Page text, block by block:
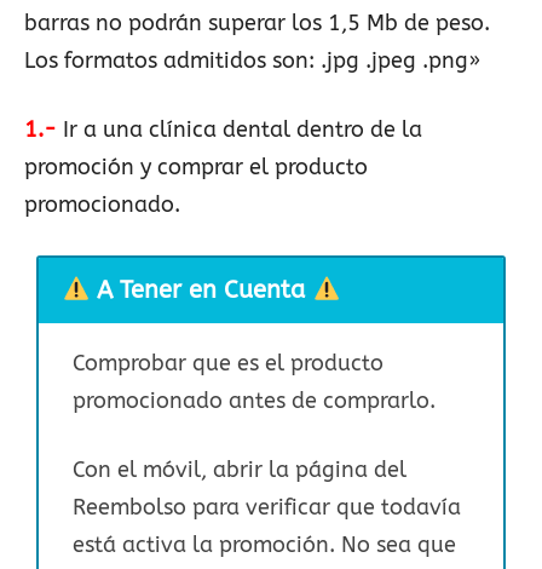
barras no podrán superar los 1,5 Mb de peso.
Los formatos admitidos son: .jpg .jpeg .png»
1.- Ir a una clínica dental dentro de la
promoción y comprar el producto
promocionado.
A Tener en Cuenta
Comprobar que es el producto
promocionado antes de comprarlo.
Con el móvil, abrir la página del
Reembolso para verificar que todavía
está activa la promoción. No sea que